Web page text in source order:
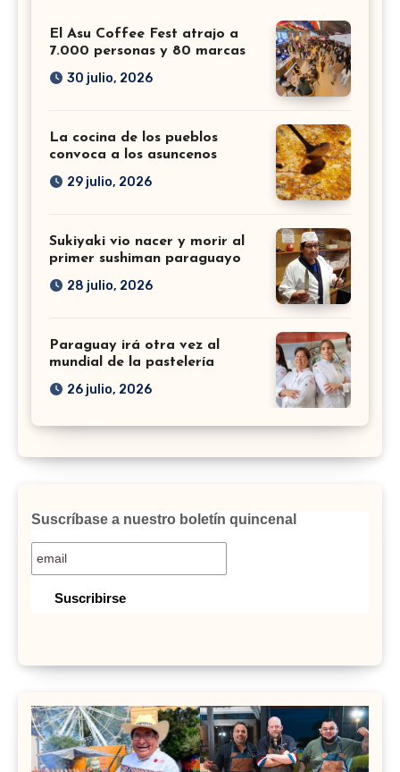
El Asu Coffee Fest atrajo a
7.000 personas y 80 marcas
30 julio, 2026
La cocina de los pueblos
convoca a los asuncenos
29 julio, 2026
Sukiyaki vio nacer y morir al
primer sushiman paraguayo
28 julio, 2026
Paraguay irá otra vez al
mundial de la pastelería
26 julio, 2026
Suscríbase a nuestro boletín quincenal